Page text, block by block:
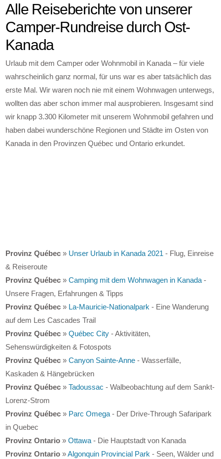
Alle Reiseberichte von unserer
Camper-Rundreise durch Ost-
Kanada
Urlaub mit dem Camper oder Wohnmobil in Kanada – für viele
wahrscheinlich ganz normal, für uns war es aber tatsächlich das
erste Mal. Wir waren noch nie mit einem Wohnwagen unterwegs,
wollten das aber schon immer mal ausprobieren. Insgesamt sind
wir knapp 3.300 Kilometer mit unserem Wohnmobil gefahren und
haben dabei wunderschöne Regionen und Städte im Osten von
Kanada in den Provinzen Québec und Ontario erkundet.
Provinz Québec » Unser Urlaub in Kanada 2021 - Flug, Einreise
& Reiseroute
Provinz Québec »Camping mit dem Wohnwagen in Kanada -
Unsere Fragen, Erfahrungen & Tipps
Provinz Québec » La-Mauricie-Nationalpark - Eine Wanderung
auf dem Les Cascades Trail
Provinz Québec »Québec City - Aktivitäten,
Sehenswürdigkeiten & Fotospots
Provinz Québec »Canyon Sainte-Anne - Wasserfälle,
Kaskaden & Hängebrücken
Provinz Québec »Tadoussac - Walbeobachtung auf dem Sankt-
Lorenz-Strom
Provinz Québec » Parc Omega - Der Drive-Through Safaripark
in Quebec
Provinz Ontario »Ottawa - Die Hauptstadt von Kanada
Provinz Ontario »Algonquin Provincial Park - Seen, Wälder und